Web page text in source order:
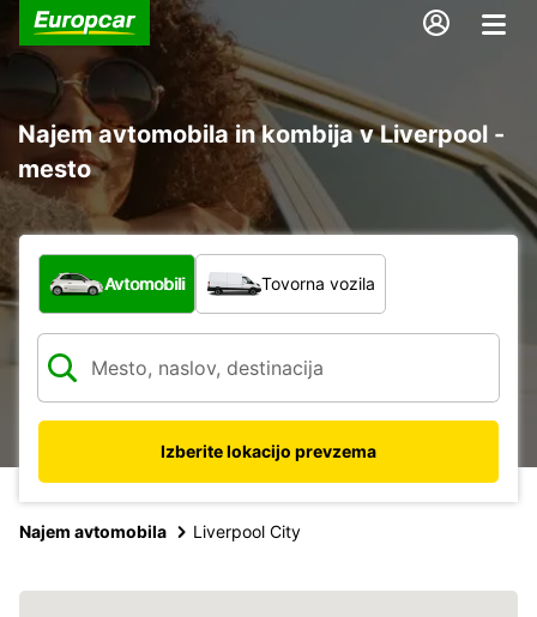
Najem avtomobila in kombija v Liverpool -
mesto
Katera vrsta vozila?
Avtomobili Tovorna vozila
Izberite lokacijo prevzema
Najem avtomobila Liverpool City